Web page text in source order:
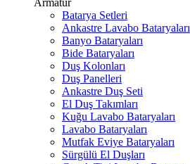
Armatür
Batarya Setleri
Ankastre Lavabo Bataryaları
Banyo Bataryaları
Bide Bataryaları
Duş Kolonları
Duş Panelleri
Ankastre Duş Seti
El Duş Takımları
Kuğu Lavabo Bataryaları
Lavabo Bataryaları
Mutfak Eviye Bataryaları
Sürgülü El Duşları